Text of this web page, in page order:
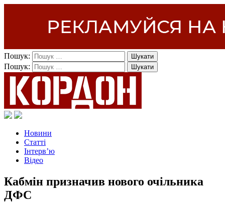
Пошук:
Пошук:
Новини
Статті
Інтерв’ю
Відео
Кабмін призначив нового очільника
ДФС